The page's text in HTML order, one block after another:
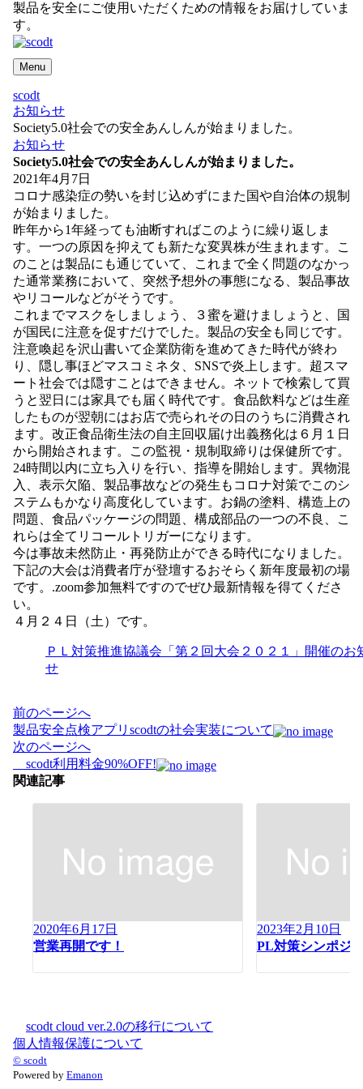
製品を安全にご使用いただくための情報をお届けしていま
す。
Menu
scodt
お知らせ
Society5.0社会での安全あんしんが始まりました。
お知らせ
Society5.0社会での安全あんしんが始まりました。
2021年4月7日
コロナ感染症の勢いを封じ込めずにまた国や自治体の規制
が始まりました。
昨年から1年経っても油断すればこのように繰り返しま
す。一つの原因を抑えても新たな変異株が生まれます。こ
のことは製品にも通じていて、これまで全く問題のなかっ
た通常業務において、突然予想外の事態になる、製品事故
やリコールなどがそうです。
これまでマスクをしましょう、３蜜を避けましょうと、国
が国民に注意を促すだけでした。製品の安全も同じです。
注意喚起を沢山書いて企業防衛を進めてきた時代が終わ
り、隠し事ほどマスコミネタ、SNSで炎上します。超スマ
ート社会では隠すことはできません。ネットで検索して買
うと翌日には家具でも届く時代です。食品飲料などは生産
したものが翌朝にはお店で売られその日のうちに消費され
ます。改正食品衛生法の自主回収届け出義務化は６月１日
から開始されます。この監視・規制取締りは保健所です。
24時間以内に立ち入りを行い、指導を開始します。異物混
入、表示欠陥、製品事故などの発生もコロナ対策でこのシ
ステムもかなり高度化しています。お鍋の塗料、構造上の
問題、食品パッケージの問題、構成部品の一つの不良、こ
れらは全てリコールトリガーになります。
今は事故未然防止・再発防止ができる時代になりました。
下記の大会は消費者庁が登壇するおそらく新年度最初の場
です。.zoom参加無料ですのでぜひ最新情報を得てくださ
い。
４月２４日（土）です。
ＰＬ対策推進協議会「第２回大会２０２１」開催のお
せ
投
稿
ナ
ゲ
前のページへ
製品安全点検アプリscodtの社会実装について
次のページへ
scodt利用料金90%OFF!
関連記事
2020年6月17日
営業再開です！
2023年2月10日
PL対策シンポジ
scodt cloud ver.2.0の移行について
個人情報保護について
© scodt
Powered by Emanon